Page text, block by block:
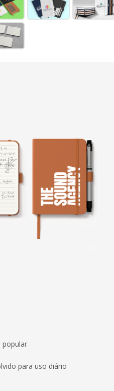
popular
para uso diário